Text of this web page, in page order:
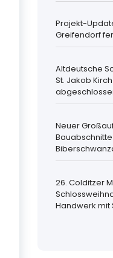
Projekt-
Greifendorf
Altdeutsche
St. Jakob
Neuer
26. Colditzer
Handwerk mit